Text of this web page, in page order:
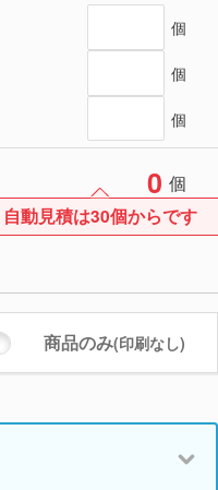
個
個
個
0 個
自動見積は30個からです
商品のみ(印刷なし)